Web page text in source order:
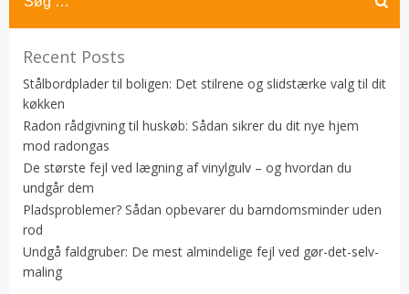
Recent Posts
Stålbordplader til boligen: Det stilrene og slidstærke valg til dit
køkken
Radon rådgivning til huskøb: Sådan sikrer du dit nye hjem
mod radongas
De største fejl ved lægning af vinylgulv – og hvordan du
undgår dem
Pladsproblemer? Sådan opbevarer du barndomsminder uden
rod
Undgå faldgruber: De mest almindelige fejl ved gør-det-selv-
maling